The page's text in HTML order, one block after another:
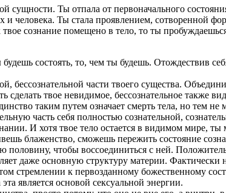
сущности. Ты отпала от первоначального
человека. Ты стала проявлением, сотворенной
сознание помещено в тело, то ты
состоять, то, чем ты будешь. Отождествив
бессознательной части твоего существа.
сделать твое невидимое, бессознательное также
таким путем означает смерть тела, но тем не
часть себя полностью сознательной,
И хотя твое тело остается в видимом мире, ты
блаженство, сможешь пережить состояние
половину, чтобы воссоединиться с ней.
даже основную структуру материи. Фактически
стремлении к первозданному божественному
является основой сексуальной энергии.